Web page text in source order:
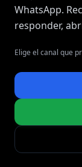
WhatsApp.
responder,
Elige el canal que